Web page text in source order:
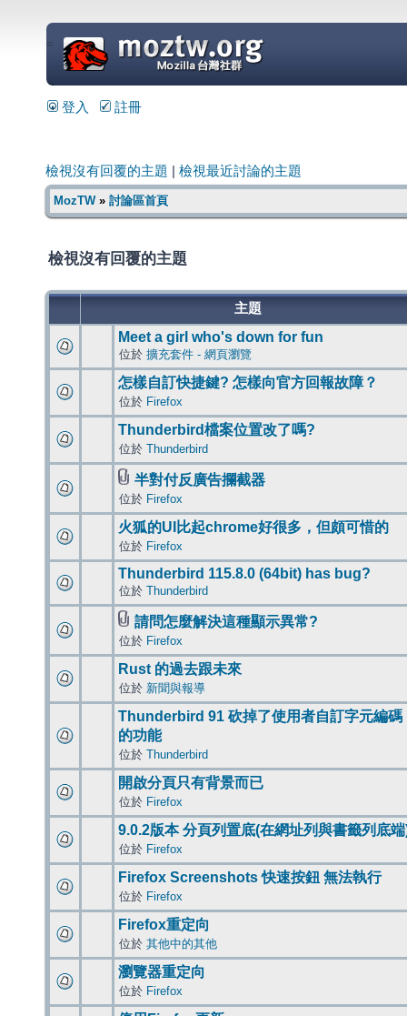
=
登入 註冊
檢視沒有回覆的主題 檢視最近討論的主題
MozTW» 討論區首頁
檢視沒有回覆的主題
主題
Meet a girl who's down for fun
位於 擴充套件 - 網頁瀏覽
怎樣自訂快捷鍵? 怎樣向官方回報故障？
位於 Firefox
Thunderbird檔案位置改了嗎?
位於 Thunderbird
半對付反廣告攔截器
位於 Firefox
火狐的UI比起chrome好很多，但頗可惜的
位於 Firefox
Thunderbird 115.8.0 (64bit) has bug?
位於 Thunderbird
請問怎麼解決這種顯示異常?
位於 Firefox
Rust 的過去跟未來
位於 新聞與報導
Thunderbird 91 砍掉了使用者自訂字元編碼
的功能
位於 Thunderbird
開啟分頁只有背景而已
位於 Firefox
9.0.2版本 分頁列置底(在網址列與書籤列底
位於 Firefox
Firefox Screenshots 快速按鈕 無法執行
位於 Firefox
Firefox重定向
位於 其他中的其他
瀏覽器重定向
位於 Firefox